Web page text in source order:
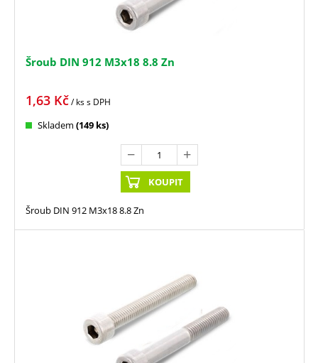
Šroub DIN 912 M3x18 8.8 Zn
1,63 Kč/ kss DPH
Skladem (149 ks)
KOUPIT
Šroub DIN 912 M3x18 8.8 Zn